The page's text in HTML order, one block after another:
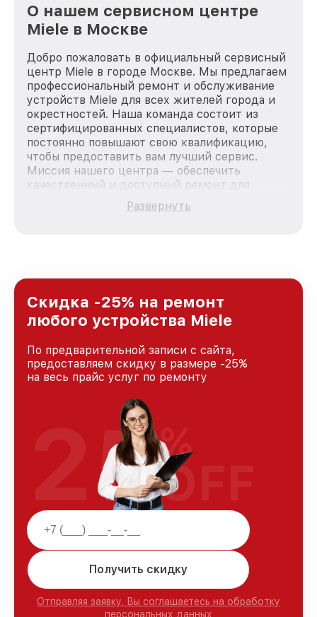
О нашем сервисном центре
Miele в Москве
Добро пожаловать в официальный сервисный
центр Miele в городе Москве. Мы предлагаем
профессиональный ремонт и обслуживание
устройств Miele для всех жителей города и
окрестностей. Наша команда состоит из
сертифицированных специалистов, которые
постоянно повышают свою квалификацию,
чтобы предоставить вам лучший сервис.
Миссия нашего центра — обеспечить
качественный и доступный ремонт для
каждого пользователя продукции Miele, вне
зависимости от сложности поломки. Мы
и лояльности наших клиентов.
Развернуть
Скидка -25% на ремонт
любого устройства Miele
По предварительной записи с сайта,
предоставляем скидку в размере -25%
на весь прайс услуг по ремонту
Получить скидку
Отправляя заявку, Вы соглашаетесь на обработку
персональных данных
25%
OFF